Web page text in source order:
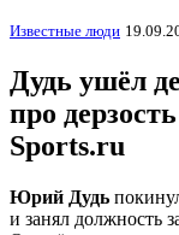
Известные люди
Дудь ушёл
про
Sports.ru
Юрий Дудь
и занял должность